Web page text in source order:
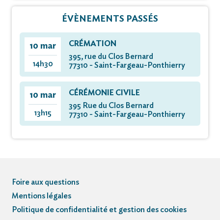
ÉVÈNEMENTS PASSÉS
10 mar
14h30
CRÉMATION
395, rue du Clos Bernard
77310 - Saint-Fargeau-Ponthierry
10 mar
13h15
CÉRÉMONIE CIVILE
395 Rue du Clos Bernard
77310 - Saint-Fargeau-Ponthierry
Foire aux questions
Mentions légales
Politique de confidentialité et gestion des cookies